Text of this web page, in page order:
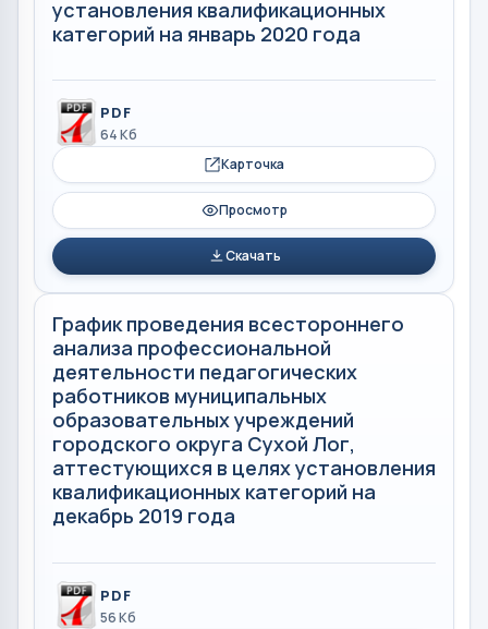
установления квалификационных
категорий на январь 2020 года
PDF
64 Кб
Карточка
Просмотр
Скачать
График проведения всестороннего
анализа профессиональной
деятельности педагогических
работников муниципальных
образовательных учреждений
городского округа Сухой Лог,
аттестующихся в целях установления
квалификационных категорий на
декабрь 2019 года
PDF
56 Кб